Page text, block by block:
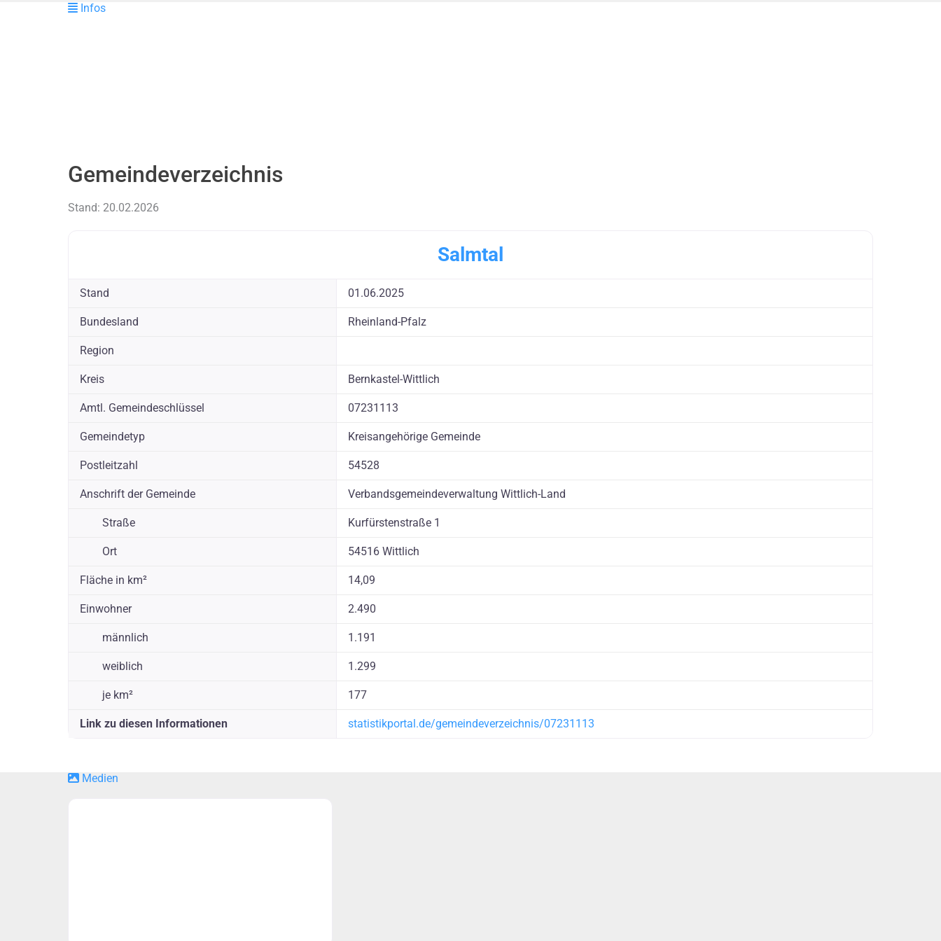
Infos
Gemeindeverzeichnis
Stand: 20.02.2026
Salmtal
Stand 01.06.2025
Bundesland Rheinland-Pfalz
Region
Kreis Bernkastel-Wittlich
Amtl. Gemeindeschlüssel 07231113
Gemeindetyp Kreisangehörige Gemeinde
Postleitzahl 54528
Anschrift der Gemeinde Verbandsgemeindeverwaltung Wittlich-Land
Straße Kurfürstenstraße 1
Ort 54516 Wittlich
Fläche in km² 14,09
Einwohner 2.490
männlich 1.191
weiblich 1.299
je km² 177
Link zu diesen Informationen statistikportal.de/gemeindeverzeichnis/07231113
Medien